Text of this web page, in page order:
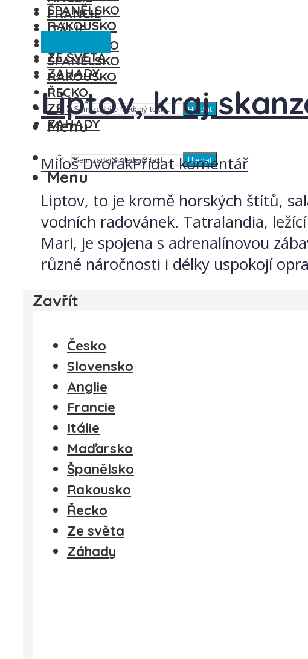
FRANCIE
ITÁLIE
MAĎARSKO
ŠPANĚLSKO
RAKOUSKO
ŘECKO
ZE SVĚTA
ZÁHADY
Hledat
Menu
ŠPANĚLSKO
RAKOUSKO
ZE SVĚTA
ZÁHADY
Hledat
Menu
Liptov, kraj
Miloš DvořákPřidat komentář
Liptov, to je kromě horských štítů,
vodních radovánek. Tatralandia,
Mari, je spojena s adrenalínovou
různé náročnosti i délky uspokojí
Zavřít
Česko
Slovensko
Anglie
Francie
Itálie
Maďarsko
Španělsko
Rakousko
Řecko
Ze světa
Záhady